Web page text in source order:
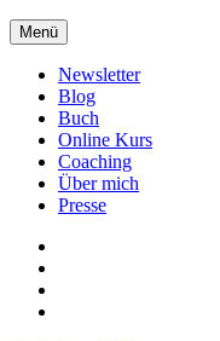
Zum
Inhalt
springen
Menü
Newsletter
Blog
Buch
Online Kurs
Coaching
Über mich
Presse